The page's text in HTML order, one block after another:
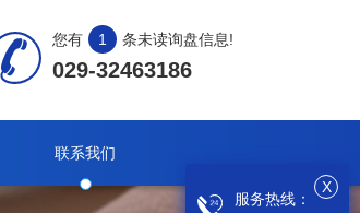
029-32463186
您有 1 条未读询盘信息!
联系我们
X
服务热线：